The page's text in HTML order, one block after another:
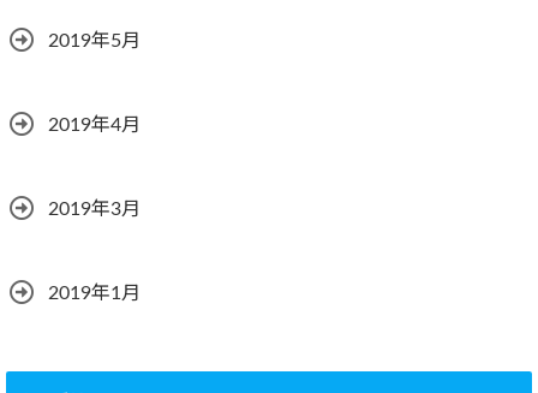
2019年5月
2019年4月
2019年3月
2019年1月